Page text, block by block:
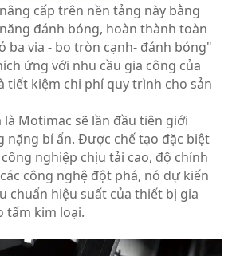
cấp trên nền tảng này bằng
đánh bóng, hoàn thành toàn
ba via - bo tròn cạnh- đánh bóng"
ứng với nhu cầu gia công của
tiết kiệm chi phí quy trình cho sản
Motimac sẽ lần đầu tiên giới
nặng bí ẩn. Được chế tạo đặc biệt
nghiệp chịu tải cao, độ chính
công nghệ đột phá, nó dự kiến
chuẩn hiệu suất của thiết bị gia
tấm kim loại.